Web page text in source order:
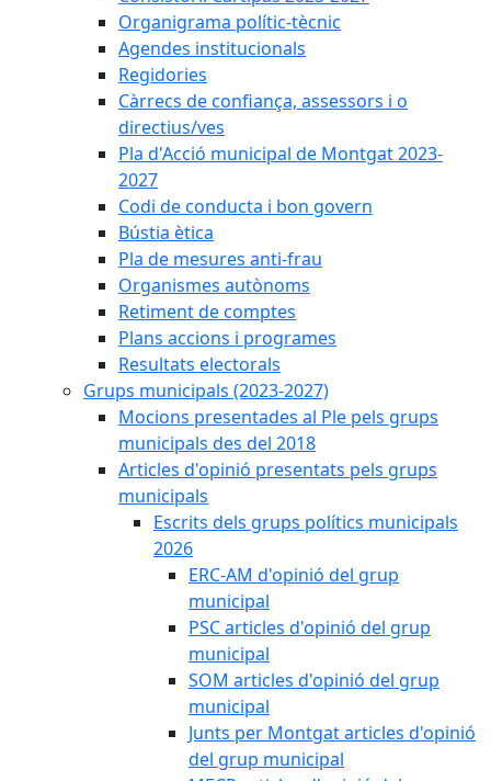
Organigrama polític-tècnic
Agendes institucionals
Regidories
Càrrecs de confiança, assessors i o
directius/ves
Pla d'Acció municipal de Montgat 2023-
2027
Codi de conducta i bon govern
Bústia ètica
Pla de mesures anti-frau
Organismes autònoms
Retiment de comptes
Plans accions i programes
Resultats electorals
Grups municipals (2023-2027)
Mocions presentades al Ple pels grups
municipals des del 2018
Articles d'opinió presentats pels grups
municipals
Escrits dels grups polítics municipals
2026
ERC-AM d'opinió del grup
municipal
PSC articles d'opinió del grup
municipal
SOM articles d'opinió del grup
municipal
Junts per Montgat articles d'opinió
del grup municipal